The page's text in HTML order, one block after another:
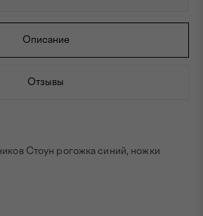
Описание
Отзывы
Стоун рогожка синий, ножки